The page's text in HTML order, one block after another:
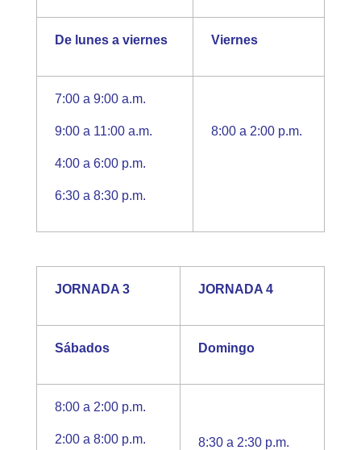
De lunes a viernes Viernes
7:00 a 9:00 a.m.
9:00 a 11:00 a.m.
4:00 a 6:00 p.m.
6:30 a 8:30 p.m.
8:00 a 2:00 p.m.
JORNADA 3 JORNADA 4
Sábados Domingo
8:00 a 2:00 p.m.
2:00 a 8:00 p.m. 8:30 a 2:30 p.m.